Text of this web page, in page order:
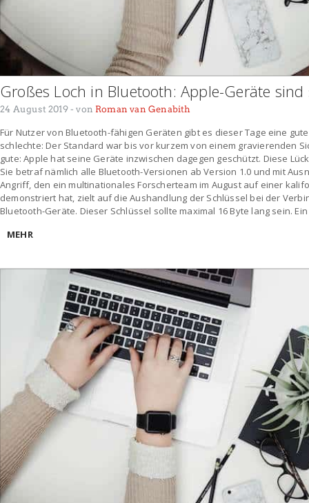
Großes Loch in Bluetooth: Apple-Geräte sind
24 August 2019- von Roman van Genabith
Für Nutzer von Bluetooth-fähigen Geräten gibt es dieser Tage eine
schlechte: Der Standard war bis vor kurzem von einem gravierenden
gute: Apple hat seine Geräte inzwischen dagegen geschützt. Diese
Sie betraf nämlich alle Bluetooth-Versionen ab Version 1.0 und mit
Angriff, den ein multinationales Forscherteam im August auf einer
demonstriert hat, zielt auf die Aushandlung der Schlüssel bei der
Bluetooth-Geräte. Dieser Schlüssel sollte maximal 16 Byte lang sein. Ein
MEHR